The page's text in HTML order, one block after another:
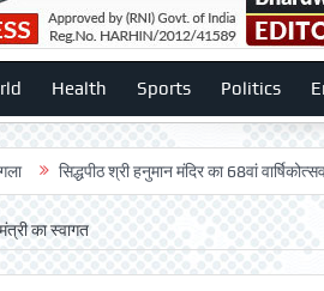
Health Sports Politics
श्री हनुमान मंदिर का 68वां वार्षिकोत्सव बड़ी
का स्वागत